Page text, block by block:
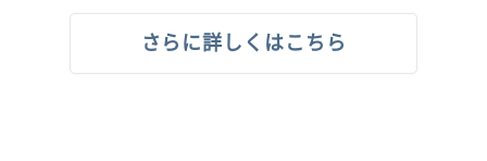
さらに詳しくはこちら